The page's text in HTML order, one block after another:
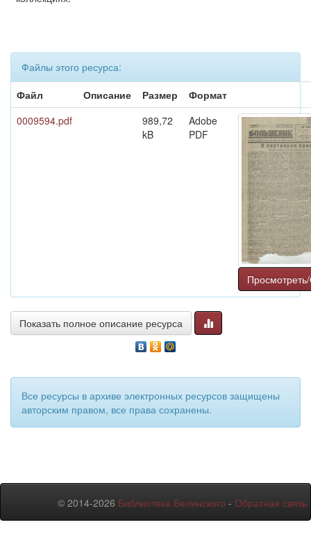
Файлы этого ресурса:
Файл
Описание Размер
Формат
0009594.pdf
989,72
kB
Adobe
PDF
Показать полное описание ресурса
Все ресурсы в архиве электронных ресурсов защищены
авторским правом, все права сохранены.
© 2014-2026 Библиотека Белинского - Обратная связь